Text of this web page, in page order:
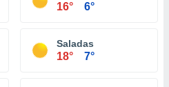
16° 6°
Saladas
18° 7°